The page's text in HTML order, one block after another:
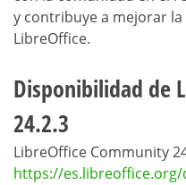
y contribuye a mejorar
LibreOffice.
Disponibilidad de
24.2.3
LibreOffice Community
https://es.libreoffice.org/